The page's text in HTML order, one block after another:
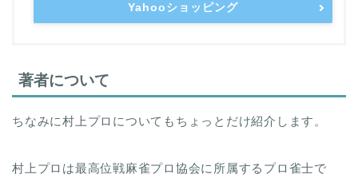
Yahooショッピング
著者について
ちなみに村上プロについてもちょっとだけ紹介します。
村上プロは最高位戦麻雀プロ協会に所属するプロ雀士で